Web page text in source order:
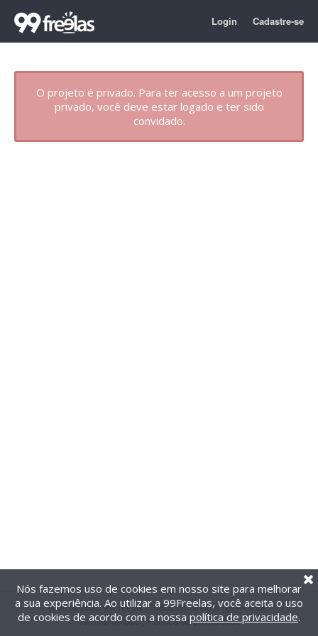
Login Cadastre-se
O projeto é privado. Para ter acesso a um projeto
privado, você deve estar logado e ter sido
convidado.
@2014-2026 99Freelas. Todos os direitos reservados.
Termos de uso| Política de privacidade
Nós fazemos uso de cookies em nosso site para melhorar
a sua experiência. Ao utilizar a 99Freelas, você aceita o uso
de cookies de acordo com a nossa política de privacidade.